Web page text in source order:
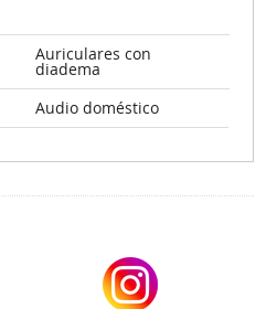
Auriculares con
diadema
Audio doméstico